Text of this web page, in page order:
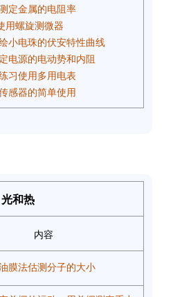
定金属的电阻率
用螺旋测微器
小电珠的伏安特性曲线
电源的电动势和内阻
习使用多用电表
感器的简单使用
光和热
内容
膜法估测分子的大小